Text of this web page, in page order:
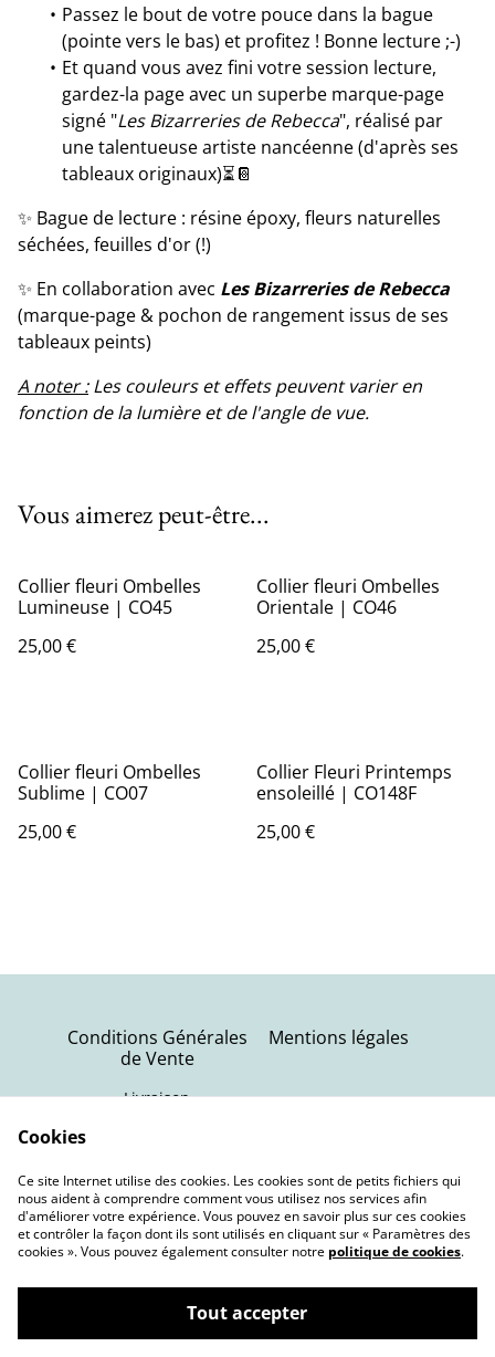
Passez le bout de votre pouce dans la bague
(pointe vers le bas) et profitez ! Bonne lecture ;-)
Et quand vous avez fini votre session lecture,
gardez-la page avec un superbe marque-page
signé "Les Bizarreries de Rebecca", réalisé par
une talentueuse artiste nancéenne (d'après ses
tableaux originaux)⏳📔
✨ Bague de lecture : résine époxy, fleurs naturelles
séchées, feuilles d'or (!)
✨ En collaboration avec Les Bizarreries de Rebecca
(marque-page & pochon de rangement issus de ses
tableaux peints)
A noter :Les couleurs et effets peuvent varier en
fonction de la lumière et de l'angle de vue.
Vous aimerez peut-être...
Collier fleuri Ombelles
Lumineuse | CO45
25,00 €
Collier fleuri Ombelles
Orientale | CO46
25,00 €
Collier fleuri Ombelles
Sublime | CO07
25,00 €
Collier Fleuri Printemps
ensoleillé | CO148F
25,00 €
Conditions Générales
de Vente
Livraison
Mentions légales
Politique de cookies
©2026Terra Nebula | Bijoux oniriques
Cookies
Ce site Internet utilise des cookies. Les cookies sont de petits fichiers qui
nous aident à comprendre comment vous utilisez nos services afin
d'améliorer votre expérience. Vous pouvez en savoir plus sur ces cookies
et contrôler la façon dont ils sont utilisés en cliquant sur « Paramètres des
cookies ». Vous pouvez également consulter notre politique de cookies.
Tout accepter